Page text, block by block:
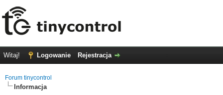
Witaj! Logowanie Rejestracja
Forum tinycontrol
Informacja